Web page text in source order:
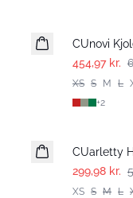
CUnovi
454,97 kr.
XS S M L
+2
CUarletty
299,98 kr.
XS S M L